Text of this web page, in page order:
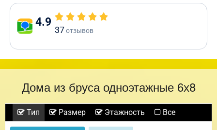
4.9
37отзывов
Дома из бруса одноэтажные 6х8
Тип Размер Этажность Все